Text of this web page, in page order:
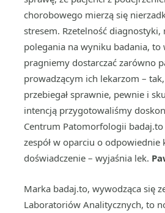
chorobowego mierzą się
stresem. Rzetelność diagnostyki,
polegania na wyniku badania, to
pragniemy dostarczać zarówno
prowadzącym ich lekarzom –
przebiegał sprawnie, pewnie i
intencją przygotowaliśmy
Centrum Patomorfologii
zespół w oparciu o odpowiednie
doświadczenie – wyjaśnia lek.
Marka badaj.to, wywodząca się
Laboratoriów Analitycznych, to